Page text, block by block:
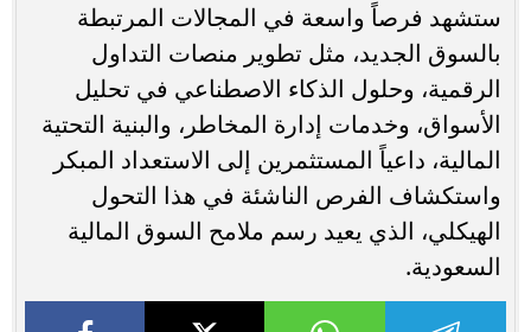
ستشهد فرصاً واسعة في المجالات المرتبطة
بالسوق الجديد، مثل تطوير منصات التداول
الرقمية، وحلول الذكاء الاصطناعي في تحليل
الأسواق، وخدمات إدارة المخاطر، والبنية التحتية
المالية، داعياً المستثمرين إلى الاستعداد المبكر
واستكشاف الفرص الناشئة في هذا التحول
الهيكلي، الذي يعيد رسم ملامح السوق المالية
السعودية.